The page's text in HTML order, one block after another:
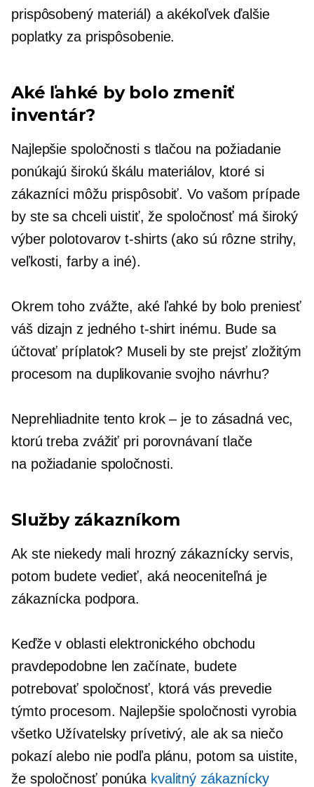
prispôsobený materiál) a akékoľvek ďalšie
poplatky za prispôsobenie.
Aké ľahké by bolo zmeniť
inventár?
Najlepšie spoločnosti s tlačou na požiadanie
ponúkajú širokú škálu materiálov, ktoré si
zákazníci môžu prispôsobiť. Vo vašom prípade
by ste sa chceli uistiť, že spoločnosť má široký
výber polotovarovt-shirts(ako sú rôzne strihy,
veľkosti, farby a iné).
Okrem toho zvážte, aké ľahké by bolo preniesť
váš dizajn z jedného t-shirt inému. Bude sa
účtovať príplatok? Museli by ste prejsť zložitým
procesom na duplikovanie svojho návrhu?
Neprehliadnite tento krok – je to zásadná vec,
ktorú treba zvážiť pri porovnávaní tlače
na požiadaniespoločnosti.
Služby zákazníkom
Ak ste niekedy mali hrozný zákaznícky servis,
potom budete vedieť, aká neoceniteľná je
zákaznícka podpora.
Keďže v oblasti elektronického obchodu
pravdepodobne len začínate, budete
potrebovať spoločnosť, ktorá vás prevedie
týmto procesom. Najlepšie spoločnosti vyrobia
všetko Užívatelsky prívetivý, ale ak sa niečo
pokazí alebo nie podľa plánu, potom sa uistite,
že spoločnosť ponúka kvalitný zákaznícky